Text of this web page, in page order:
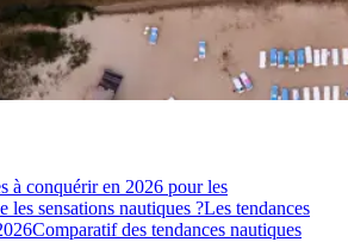
à conquérir en 2026 pour les
les sensations nautiques ?Les tendances
Comparatif des tendances nautiques